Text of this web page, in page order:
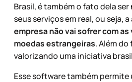
Brasil, é também o fato dela
seus serviços em real, ou seja, a
empresa não vai sofrer com as
moedas estrangeiras. Além
valorizando uma iniciativa
Esse software também permite